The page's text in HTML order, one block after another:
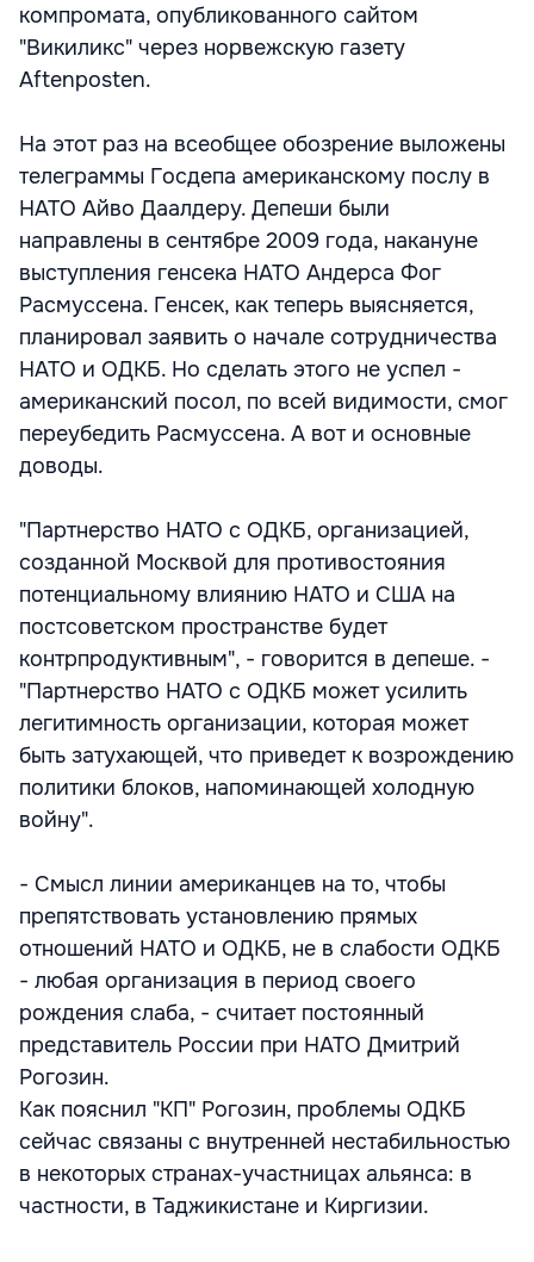
компромата, опубликованного сайтом
"Викиликс" через норвежскую газету
Aftenposten.
На этот раз на всеобщее обозрение выложены
телеграммы Госдепа американскому послу в
НАТО Айво Даалдеру. Депеши были
направлены в сентябре 2009 года, накануне
выступления генсека НАТО Андерса Фог
Расмуссена. Генсек, как теперь выясняется,
планировал заявить о начале сотрудничества
НАТО и ОДКБ. Но сделать этого не успел -
американский посол, по всей видимости, смог
переубедить Расмуссена. А вот и основные
доводы.
"Партнерство НАТО с ОДКБ, организацией,
созданной Москвой для противостояния
потенциальному влиянию НАТО и США на
постсоветском пространстве будет
контрпродуктивным", - говорится в депеше. -
"Партнерство НАТО с ОДКБ может усилить
легитимность организации, которая может
быть затухающей, что приведет к возрождению
политики блоков, напоминающей холодную
войну".
- Смысл линии американцев на то, чтобы
препятствовать установлению прямых
отношений НАТО и ОДКБ, не в слабости ОДКБ
- любая организация в период своего
рождения слаба, - считает постоянный
представитель России при НАТО Дмитрий
Рогозин.
Как пояснил "КП" Рогозин, проблемы ОДКБ
сейчас связаны с внутренней нестабильностью
в некоторых странах-участницах альянса: в
частности, в Таджикистане и Киргизии.